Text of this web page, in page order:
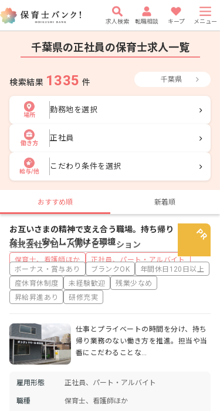
求人検索 転職相談 キープ メニュー
千葉県の正社員の保育士求人一覧
検索結果 1335 件 千葉県
場所
勤務地を選択
働き方
正社員
給与/他
こだわり条件を選択
おすすめ順 新着順
株式会社グローバルナビゲーション
保育士、看護師ほか 正社員、パート・アルバイト
お互いさまの精神で支え合う職場。持ち帰り
なしで、安心して働ける環境
ボーナス・賞与あり ブランクOK
年間休日120日以上
産休育休制度
未経験歓迎
残業少なめ
昇給昇進あり
研修充実
仕事とプライベートの時間を分け、持ち
帰り業務のない働き方を推進。担当や当
番にこだわることな…
雇用形態 正社員、パート・アルバイト
職種 保育士、看護師ほか